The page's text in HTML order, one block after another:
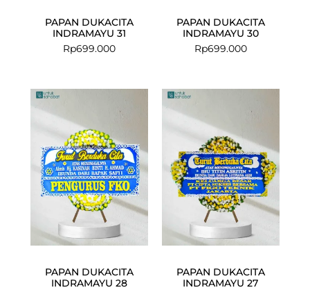
PAPAN DUKACITA
INDRAMAYU 31
Rp699.000
PAPAN DUKACITA
INDRAMAYU 30
Rp699.000
PAPAN DUKACITA
INDRAMAYU 28
PAPAN DUKACITA
INDRAMAYU 27